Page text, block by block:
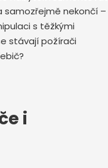
nekončí –
s těžkými
stávají požírači
i